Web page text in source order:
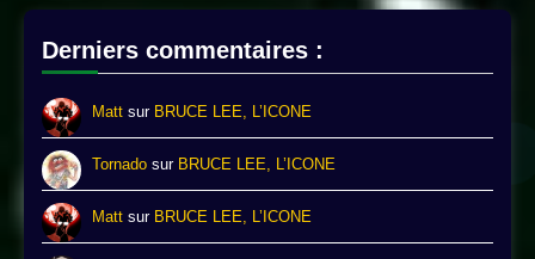
Derniers commentaires :
Matt sur BRUCE LEE, L’ICONE
Tornado sur BRUCE LEE, L’ICONE
Matt sur BRUCE LEE, L’ICONE